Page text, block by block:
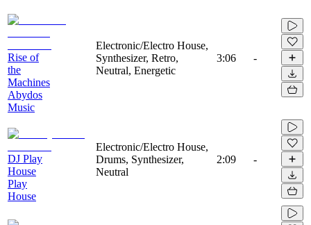
Rise of
the
Machines
Abydos
Music
Electronic/Electro House,
Synthesizer, Retro,
Neutral, Energetic
3:06 -
DJ Play
House
Play
House
Electronic/Electro House,
Drums, Synthesizer,
Neutral
2:09 -